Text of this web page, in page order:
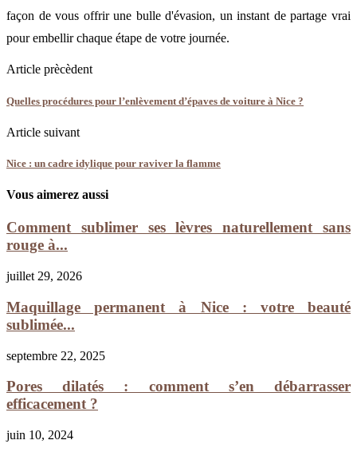
façon de vous offrir une bulle d'évasion, un instant de partage vrai
pour embellir chaque étape de votre journée.
Article prècèdent
Quelles procédures pour l’enlèvement d’épaves de voiture à Nice ?
Article suivant
Nice : un cadre idylique pour raviver la flamme
Vous aimerez aussi
Comment sublimer ses lèvres naturellement sans
rouge à...
juillet 29, 2026
Maquillage permanent à Nice : votre beauté
sublimée...
septembre 22, 2025
Pores dilatés : comment s’en débarrasser
efficacement ?
juin 10, 2024